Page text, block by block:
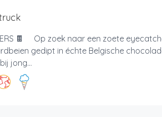
VERS 🍫 Op zoek naar een zoete
gedipt in échte Belgische
jong...